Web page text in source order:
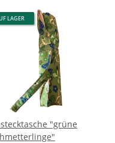
LAGER
"grüne